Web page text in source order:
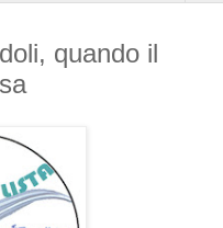
quando il